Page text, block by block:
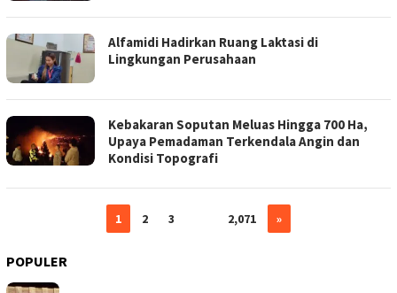
Alfamidi Hadirkan Ruang Laktasi di
Lingkungan Perusahaan
Kebakaran Soputan Meluas Hingga 700 Ha,
Upaya Pemadaman Terkendala Angin dan
Kondisi Topografi
1 2 3 2,071 »
POPULER